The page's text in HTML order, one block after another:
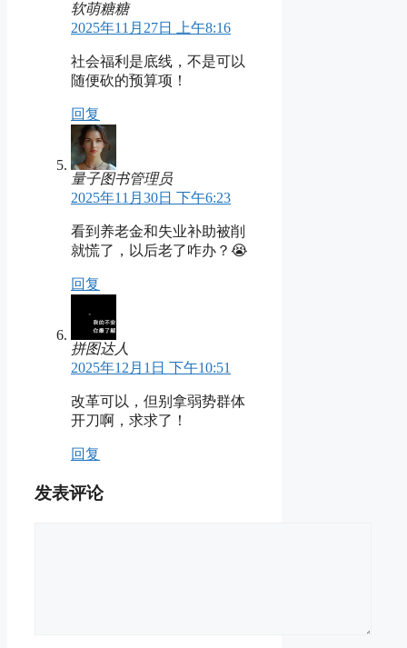
软萌糖糖
2025年11月27日 上午8:16
社会福利是底线，不是可以
随便砍的预算项！
回复
量子图书管理员
2025年11月30日 下午6:23
看到养老金和失业补助被削
就慌了，以后老了咋办？😭
回复
拼图达人
2025年12月1日 下午10:51
改革可以，但别拿弱势群体
开刀啊，求求了！
回复
发表评论